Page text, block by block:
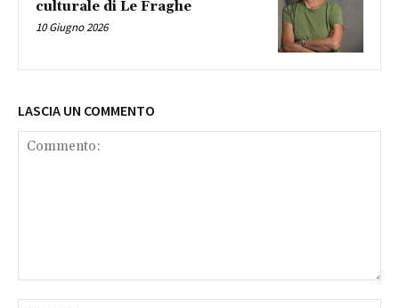
culturale di Le Fraghe
10 Giugno 2026
LASCIA UN COMMENTO